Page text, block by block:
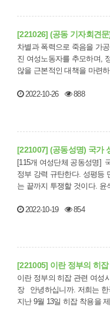
[221026] (공동 기자회견
차별과 폭력으로 죽음을 가
진 여성노동자를 추모하며,
2022-10-26 888
[221007] (공동성명) 국가
[115개 여성단체 공동성명]
정부 강력 규탄한다. 성평등 민주주의 후퇴시킨 윤석열 정부에 맞서 우리
는 끝까지 투쟁할 것이다. 윤
2022-10-19 854
[221005] 이란 정부의 히
이란 정부의 히잡 관련 여성
장 안녕하십니까. 저희는 한국에 있는 51개 인권시민사회단체입니다.
지난 9월 13일 히잡 착용을